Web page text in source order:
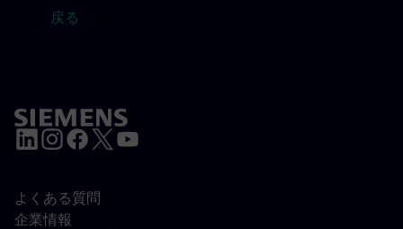
戻る
よくある質問
企業情報